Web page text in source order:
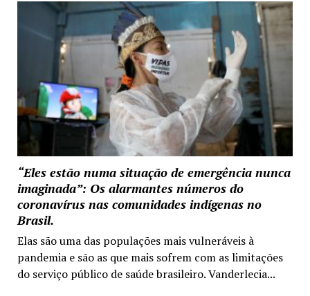
“Eles estão numa situação de emergência nunca
imaginada”: Os alarmantes números do
coronavírus nas comunidades indígenas no
Brasil.
Elas são uma das populações mais vulneráveis à
pandemia e são as que mais sofrem com as limitações
do serviço público de saúde brasileiro. Vanderlecia...